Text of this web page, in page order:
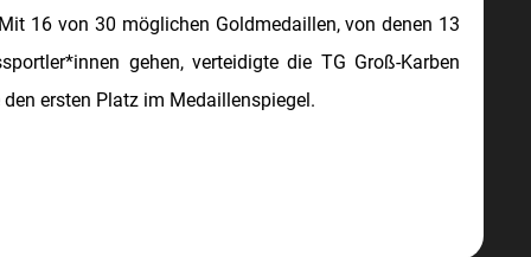
16 von 30 möglichen Goldmedaillen, von denen 13
gehen, verteidigte die TG Groß-Karben
ersten Platz im Medaillenspiegel.